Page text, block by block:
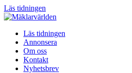
Läs tidningen
Läs tidningen
Annonsera
Om oss
Kontakt
Nyhetsbrev